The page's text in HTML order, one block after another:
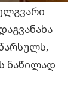
ნაწილად